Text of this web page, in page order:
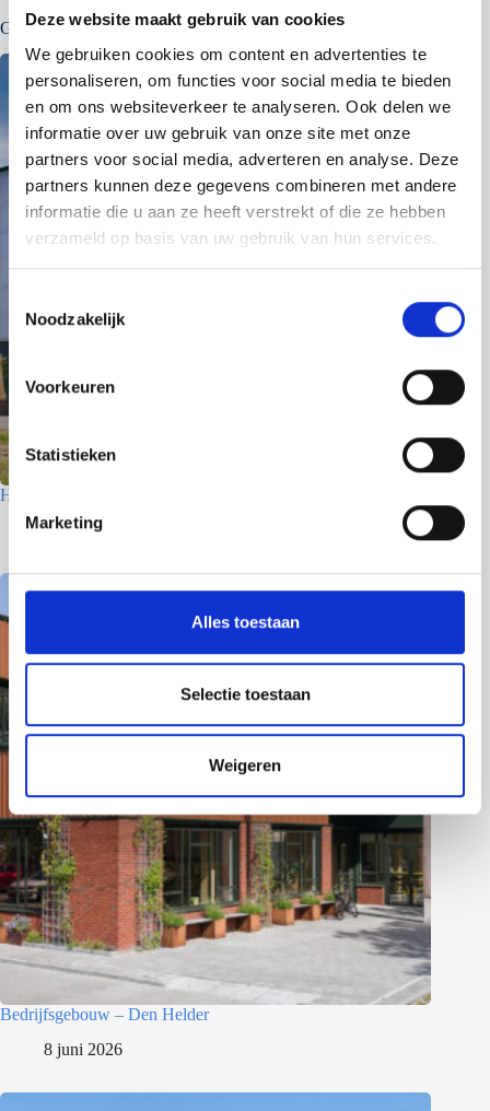
Deze website maakt gebruik van cookies
We gebruiken cookies om content en advertenties te
personaliseren, om functies voor social media te bieden
en om ons websiteverkeer te analyseren. Ook delen we
informatie over uw gebruik van onze site met onze
partners voor social media, adverteren en analyse. Deze
partners kunnen deze gegevens combineren met andere
informatie die u aan ze heeft verstrekt of die ze hebben
verzameld op basis van uw gebruik van hun services.
e
m
m
i
s
e
t
Noodzakelijk
Voorkeuren
Statistieken
Marketing
Alles toestaan
Selectie toestaan
Weigeren
Gerelateerde berichten
Houtfabriek – Utrecht
7 juli 2026
Bedrijfsgebouw – Den Helder
8 juni 2026